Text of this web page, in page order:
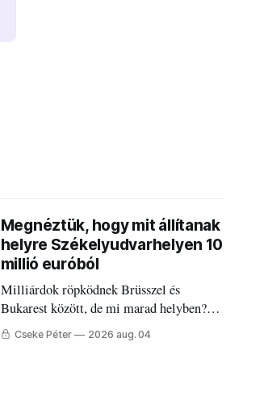
Megnéztük, hogy mit állítanak
helyre Székelyudvarhelyen 10
millió euróból
Milliárdok röpködnek Brüsszel és
Bukarest között, de mi marad helyben?
Mire költik a PNRR-pénzeket
Cseke Péter 2026 aug. 04